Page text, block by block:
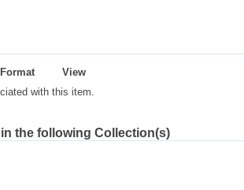
Format
View
with this item.
the following Collection(s)